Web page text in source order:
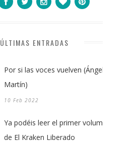
ÚLTIMAS ENTRADAS
Por si las voces vuelven (Ángel
Martín)
10 Feb 2022
Ya podéis leer el primer volumen
de El Kraken Liberado